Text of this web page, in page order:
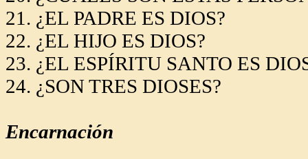
21. ¿EL PADRE ES DIOS?
22. ¿EL HIJO ES DIOS?
23. ¿EL ESPÍRITU SANTO ES
24. ¿SON TRES DIOSES?
Encarnación